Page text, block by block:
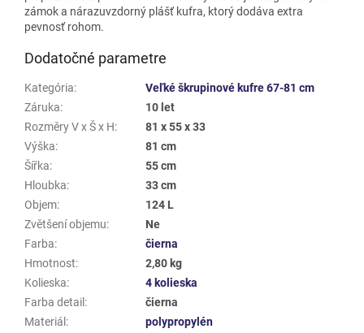
zámok a nárazuvzdorný plášť kufra, ktorý dodáva extra
pevnosť rohom.
Dodatočné parametre
Kategória:
Veľké škrupinové kufre 67-81 cm
Záruka:
10 let
Rozměry V x Š x H:
81 x 55 x 33
Výška:
81 cm
Šířka:
55 cm
Hloubka:
33 cm
Objem:
124 L
Zvětšení objemu:
Ne
Farba:
čierna
Hmotnost:
2,80 kg
Kolieska:
4 kolieska
Farba detail :
čierna
Materiál :
polypropylén